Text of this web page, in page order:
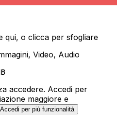
qui, o clicca per sfogliare
Video, Audio
accedere. Accedi per
maggiore e
Accedi per più funzionalità